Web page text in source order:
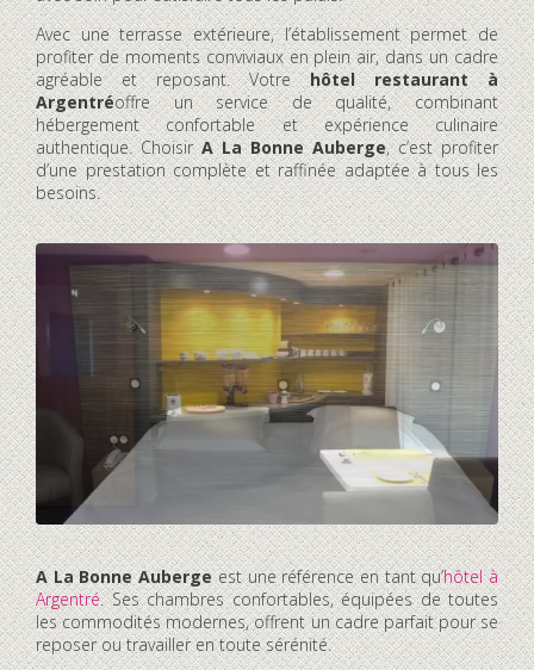
Avec une terrasse extérieure, l’établissement permet de
profiter de moments conviviaux en plein air, dans un cadre
agréable et reposant. Votrehôtel restaurant à
Argentréoffre un service de qualité, combinant
hébergement confortable et expérience culinaire
authentique. ChoisirA La Bonne Auberge, c’est profiter
d’une prestation complète et raffinée adaptée à tous les
besoins.
A La Bonne Aubergeest une référence en tant qu’hôtel à
Argentré. Ses chambres confortables, équipées de toutes
les commodités modernes, offrent un cadre parfait pour se
reposer ou travailler en toute sérénité.